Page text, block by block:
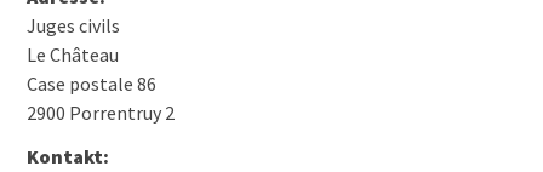
Juges civils
Le Château
Case postale 86
2900 Porrentruy 2
Kontakt: